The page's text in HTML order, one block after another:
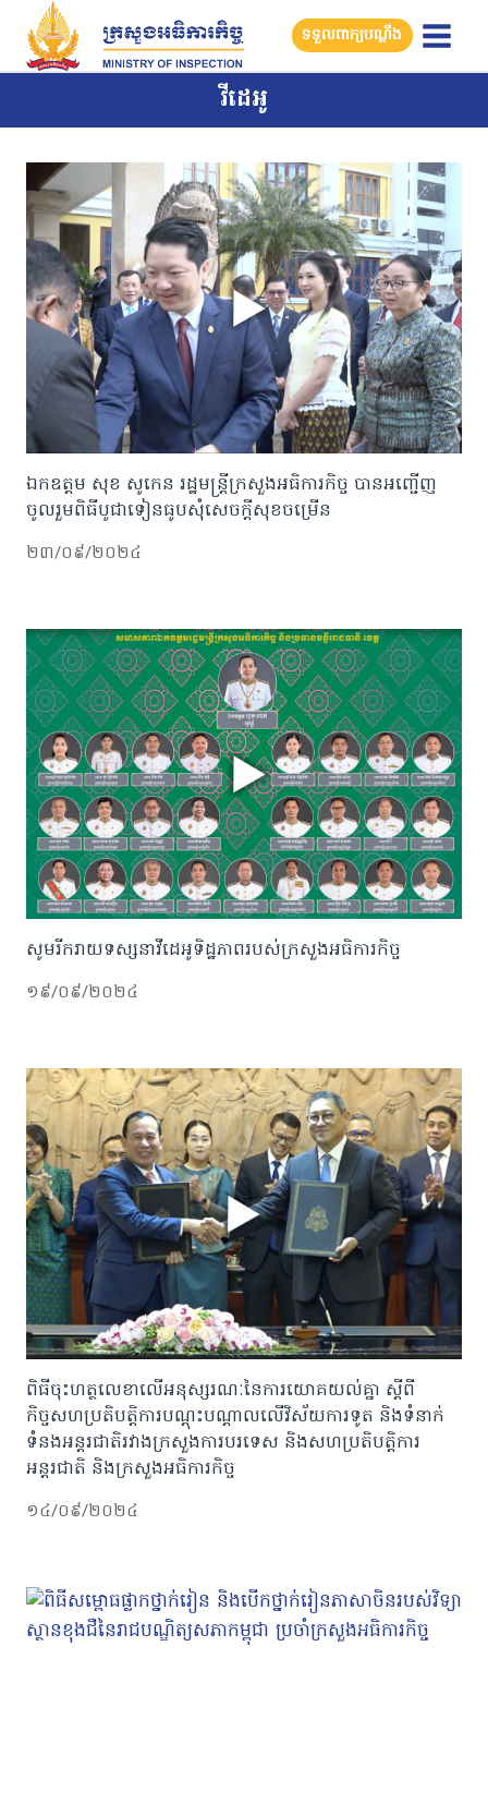
Skip
content
ទទួលពាក្យបណ្តឹង
វីដេអូ
ឯកឧត្តម សុខ សូកេន រដ្ឋមន្រ្តីក្រសួងអធិការកិច្ច បានអញ្ជើញ
ចូលរួមពិធីបូជាទៀនធូបសុំសេចក្តីសុខចម្រេីន
២៣/០៩/២០២៤
សូមរីករាយទស្សនាវីដេអូទិដ្ឋភាពរបស់ក្រសួងអធិការកិច្ច
១៩/០៩/២០២៤
ពិធីចុះហត្ថលេខាលើអនុស្សរណៈនៃការយោគយល់គ្នា ស្តីពី
កិច្ចសហប្រតិបត្តិការបណ្តុះបណ្តាលលើវិស័យការទូត និងទំនាក់
ទំនងអន្តរជាតិរវាងក្រសួងការបរទេស និងសហប្រតិបត្តិការ
អន្តរជាតិ និងក្រសួងអធិការកិច្ច
១៤/០៩/២០២៤